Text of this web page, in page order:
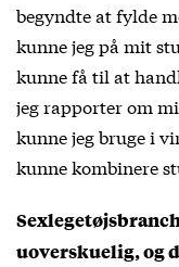
begyndte at fylde
kunne jeg på mit
kunne få til at
jeg rapporter om
kunne jeg bruge i
kunne kombinere
uoverskuelig, og